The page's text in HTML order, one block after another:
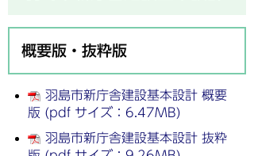
概要版・抜粋版
羽島市新庁舎建設基本設計 概要
版 (pdf サイズ：6.47MB)
羽島市新庁舎建設基本設計 抜粋